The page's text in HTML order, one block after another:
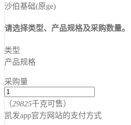
沙伯基础(原ge)
请选择类型、产品规格及采购数量。
类型
产品规格
采购量
（29825千克可售）
凯发app官方网站的支付方式